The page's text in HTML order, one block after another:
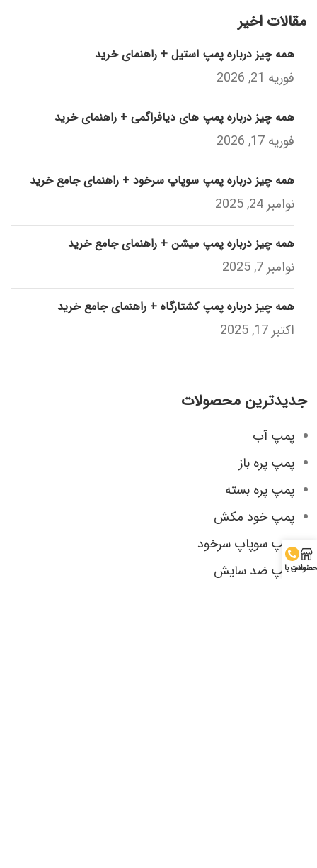
مقالات اخیر
همه چیز درباره پمپ استیل + راهنمای خرید
فوریه 21, 2026
همه چیز درباره پمپ های دیافراگمی + راهنمای خرید
فوریه 17, 2026
همه چیز درباره پمپ سوپاپ سرخود + راهنمای جامع خرید
نوامبر 24, 2025
همه چیز درباره پمپ میشن + راهنمای جامع خرید
نوامبر 7, 2025
همه چیز درباره پمپ کشتارگاه + راهنمای جامع خرید
اکتبر 17, 2025
جدیدترین محصولات
پمپ آب
پمپ پره باز
پمپ پره بسته
پمپ خود مکش
پمپ سوپاپ سرخود
پمپ ضد سایشتماس با ما